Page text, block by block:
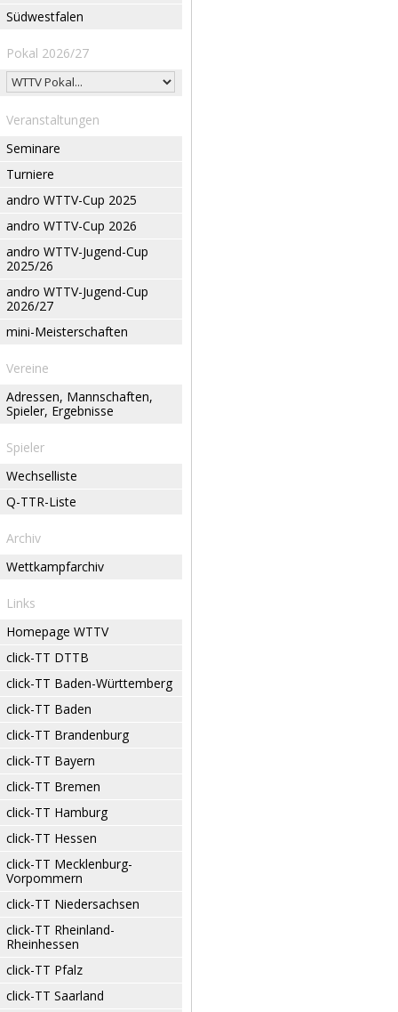
Südwestfalen
Pokal 2026/27
Veranstaltungen
Seminare
Turniere
andro WTTV-Cup 2025
andro WTTV-Cup 2026
andro WTTV-Jugend-Cup
2025/26
andro WTTV-Jugend-Cup
2026/27
mini-Meisterschaften
Vereine
Adressen, Mannschaften,
Spieler, Ergebnisse
Spieler
Wechselliste
Q-TTR-Liste
Archiv
Wettkampfarchiv
Links
Homepage WTTV
click-TT DTTB
click-TT Baden-Württemberg
click-TT Baden
click-TT Brandenburg
click-TT Bayern
click-TT Bremen
click-TT Hamburg
click-TT Hessen
click-TT Mecklenburg-
Vorpommern
click-TT Niedersachsen
click-TT Rheinland-
Rheinhessen
click-TT Pfalz
click-TT Saarland